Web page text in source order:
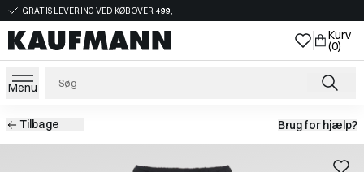
GRATIS LEVERING VED KØB OVER 499,-
Kurv
(0)
Menu
Tilbage Brug for hjælp?